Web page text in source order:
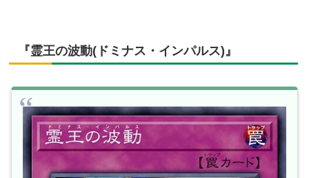
『霊王の波動(ドミナス・インパルス)』